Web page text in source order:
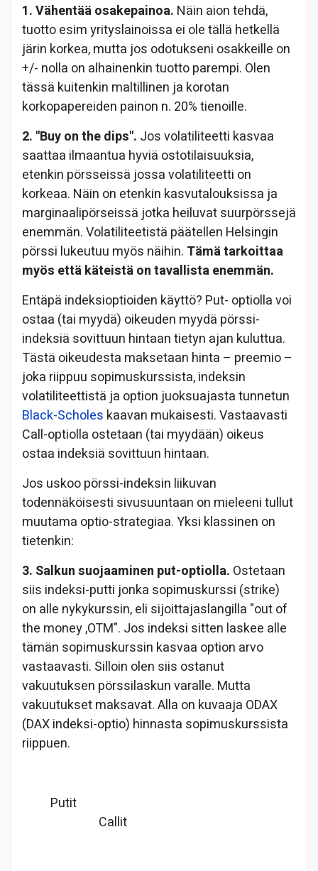
1. Vähentää osakepainoa. Näin aion tehdä,
tuotto esim yrityslainoissa ei ole tällä hetkellä
järin korkea, mutta jos odotukseni osakkeille on
+/- nolla on alhainenkin tuotto parempi. Olen
tässä kuitenkin maltillinen ja korotan
korkopapereiden painon n. 20% tienoille.
2. "Buy on the dips". Jos volatiliteetti kasvaa
saattaa ilmaantua hyviä ostotilaisuuksia,
etenkin pörsseissä jossa volatiliteetti on
korkeaa. Näin on etenkin kasvutalouksissa ja
marginaalipörseissä jotka heiluvat suurpörssejä
enemmän. Volatiliteetistä päätellen Helsingin
pörssi lukeutuu myös näihin. Tämä tarkoittaa
myös että käteistä on tavallista enemmän.
Entäpä indeksioptioiden käyttö? Put- optiolla voi
ostaa (tai myydä) oikeuden myydä pörssi-
indeksiä sovittuun hintaan tietyn ajan kuluttua.
Tästä oikeudesta maksetaan hinta – preemio –
joka riippuu sopimuskurssista, indeksin
volatiliteettistä ja option juoksuajasta tunnetun
Black-Scholes kaavan mukaisesti. Vastaavasti
Call-optiolla ostetaan (tai myydään) oikeus
ostaa indeksiä sovittuun hintaan.
Jos uskoo pörssi-indeksin liikuvan
todennäköisesti sivusuuntaan on mieleeni tullut
muutama optio-strategiaa. Yksi klassinen on
tietenkin:
3. Salkun suojaaminen put-optiolla. Ostetaan
siis indeksi-putti jonka sopimuskurssi (strike)
on alle nykykurssin, eli sijoittajaslangilla "out of
the money ,OTM". Jos indeksi sitten laskee alle
tämän sopimuskurssin kasvaa option arvo
vastaavasti. Silloin olen siis ostanut
vakuutuksen pörssilaskun varalle. Mutta
vakuutukset maksavat. Alla on kuvaaja ODAX
(DAX indeksi-optio) hinnasta sopimuskurssista
riippuen.
Putit
Callit